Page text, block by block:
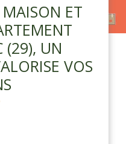
ET
(29), UN
VOS